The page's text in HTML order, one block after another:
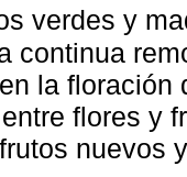
verdes y
continua
la
flores y
nuevos